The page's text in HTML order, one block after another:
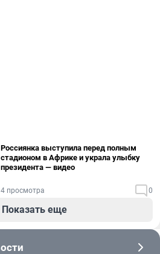
Россиянка выступила перед полным
стадионом в Африке и украла улыбку
президента — видео
4 просмотра 0
Показать еще